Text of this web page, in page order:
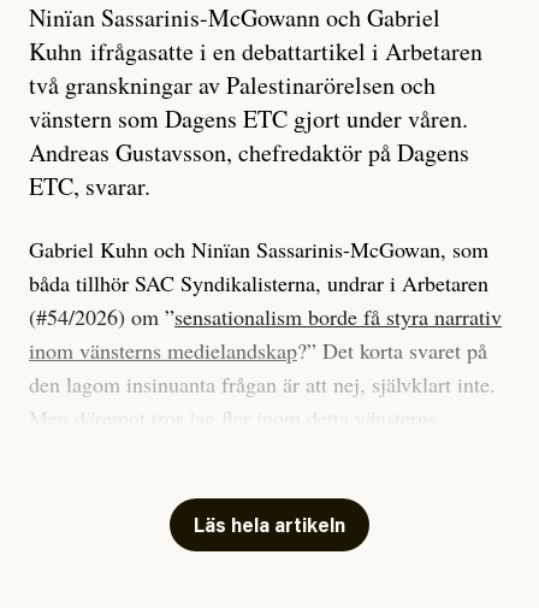
Ninïan Sassarinis-McGowann och Gabriel
Kuhn ifrågasatte i en debattartikel i Arbetaren
två granskningar av Palestinarörelsen och
vänstern som Dagens ETC gjort under våren.
Andreas Gustavsson, chefredaktör på Dagens
ETC, svarar.
Gabriel Kuhn och Ninïan Sassarinis-McGowan, som
båda tillhör SAC Syndikalisterna, undrar i Arbetaren
(#54/2026) om ”sensationalism borde få styra narrativ
inom vänsterns medielandskap?” Det korta svaret på
den lagom insinuanta frågan är att nej, självklart inte.
Men däremot tror jag fler inom detta vänsterns
journalistik som vänder sig till många snarare än att
jaga inbördes beundran. Det har i alla fall fungerat för
Läs hela artikeln